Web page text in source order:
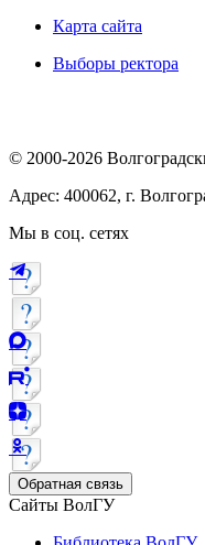
Карта сайта
Выборы ректора
© 2000-2026
Адрес: 400062, г.
Мы в соц. сетях
Обратная связь
Сайты ВолГУ